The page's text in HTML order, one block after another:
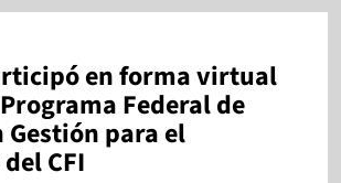
en forma virtual
Federal de
para el
CFI